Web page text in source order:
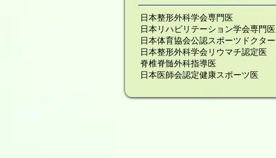
日本整形外科学会専門医
日本リハビリテーション学会専門医
日本体育協会公認スポーツドクター
日本整形外科学会リウマチ認定医
脊椎脊髄外科指導医
日本医師会認定健康スポーツ医